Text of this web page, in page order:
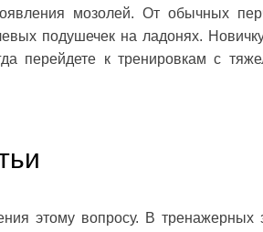
мозолей. От обычных
подушечек на ладонях.
перейдете к тренировкам с
этому вопросу. В тренажерных